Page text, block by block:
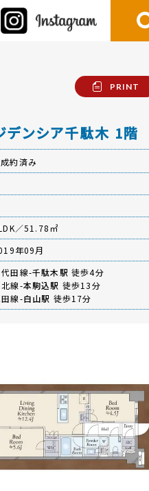
PRINT
デンシア千駄木 1階
約済み
／51.78㎡
年09月
田線-千駄木駅 徒歩4分
線-本駒込駅 徒歩13分
田線-白山駅 徒歩17分